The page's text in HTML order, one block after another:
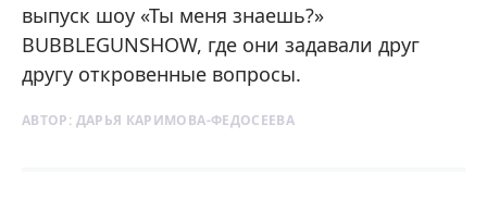
выпуск шоу «Ты меня знаешь?»
BUBBLEGUNSHOW, где они задавали друг
другу откровенные вопросы.
АВТОР: ДАРЬЯ КАРИМОВА-ФЕДОСЕЕВА